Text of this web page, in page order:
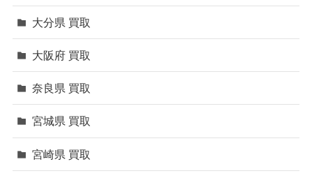
大分県 買取
大阪府 買取
奈良県 買取
宮城県 買取
宮崎県 買取